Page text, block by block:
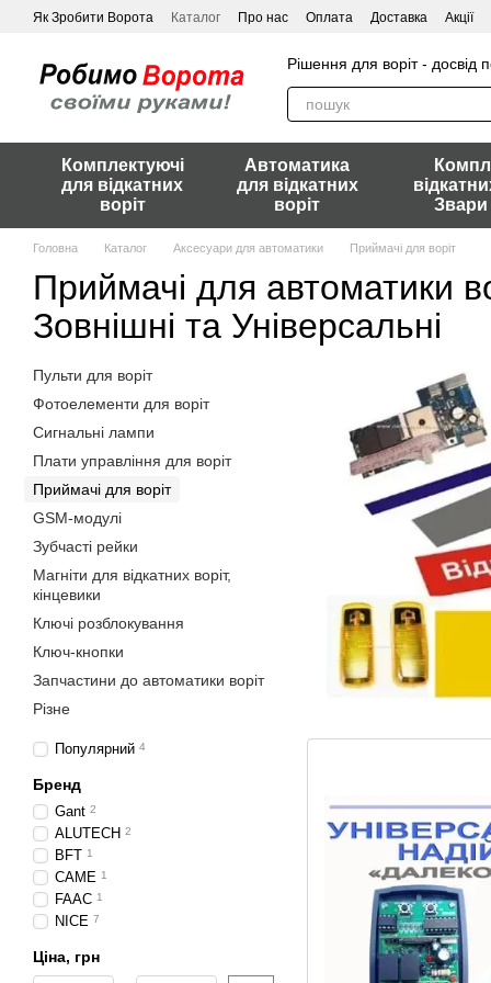
Перейти до основного контенту
Як Зробити Ворота Каталог Про нас Оплата Доставка Акції
Рішення для воріт - досвід
Комплектуючі
для відкатних
воріт
Автоматика
для відкатних
воріт
Головна Каталог Аксесуари для автоматики Приймачі для воріт
Приймачі для автоматики
Зовнішні та Універсальні
Пульти для воріт
Фотоелементи для воріт
Сигнальні лампи
Плати управління для воріт
Приймачі для воріт
GSM-модулі
Зубчасті рейки
Магніти для відкатних воріт,
кінцевики
Ключі розблокування
Ключ-кнопки
Запчастини до автоматики воріт
Різне
Популярний 4
Бренд
Gant 2
ALUTECH 2
BFT 1
CAME 1
FAAC 1
NICE 7
Ціна, грн